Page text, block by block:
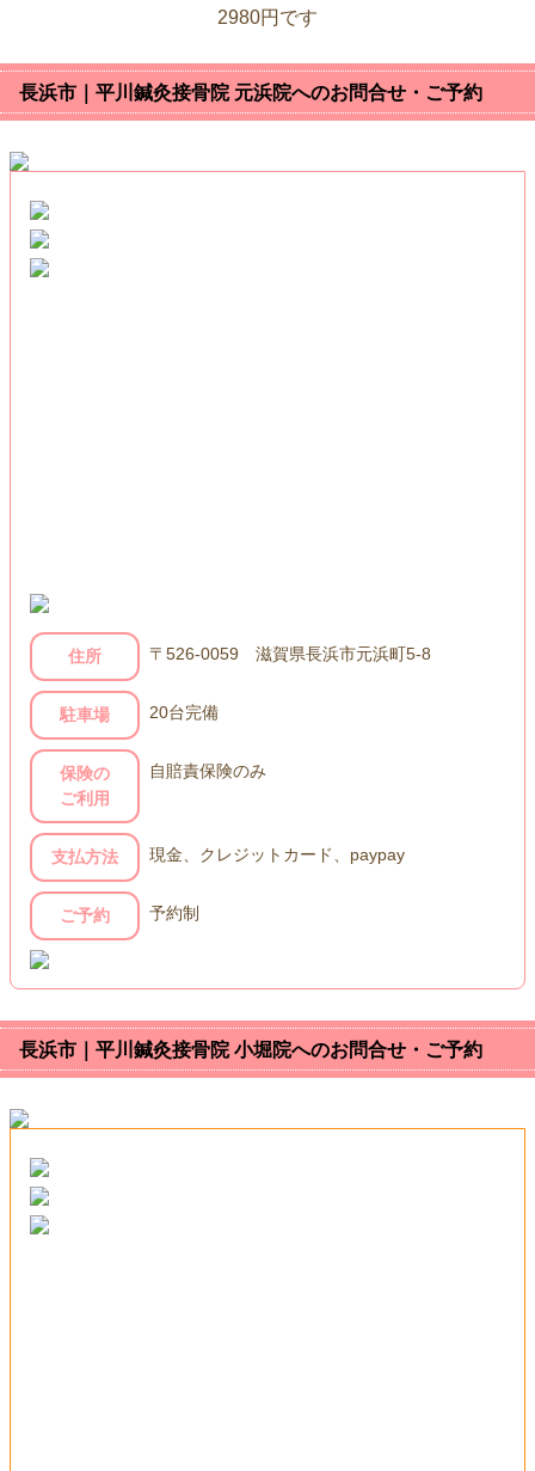
2980円です
長浜市｜平川鍼灸接骨院 元浜院へのお問合せ・ご予約
住所 〒526-0059 滋賀県長浜市元浜町5-8
駐車場 20台完備
保険の
ご利用
自賠責保険のみ
支払方法 現金、クレジットカード、paypay
ご予約 予約制
長浜市｜平川鍼灸接骨院 小堀院へのお問合せ・ご予約